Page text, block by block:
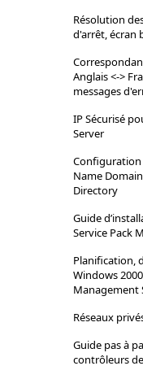
Résolution
d'arrêt, écran
Anglais <->
messages
IP Sécurisé
Server
Configuration
Name
Directory
Guide
Service Pack
Planification,
Windows
Management
Réseaux
Guide pas à
contrôleurs